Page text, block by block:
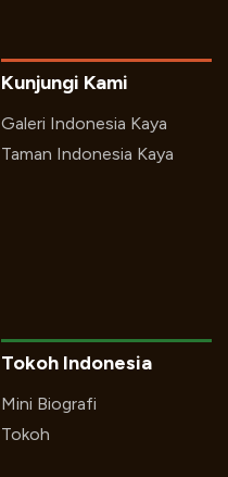
Kunjungi Kami
Galeri Indonesia Kaya
Taman Indonesia Kaya
Tokoh Indonesia
Mini Biografi
Tokoh